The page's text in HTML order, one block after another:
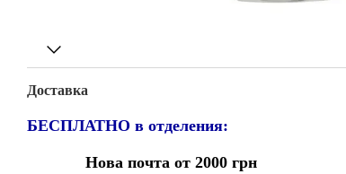
Доставка
БЕСПЛАТНО в отделения:
Нова почта от 2000 грн